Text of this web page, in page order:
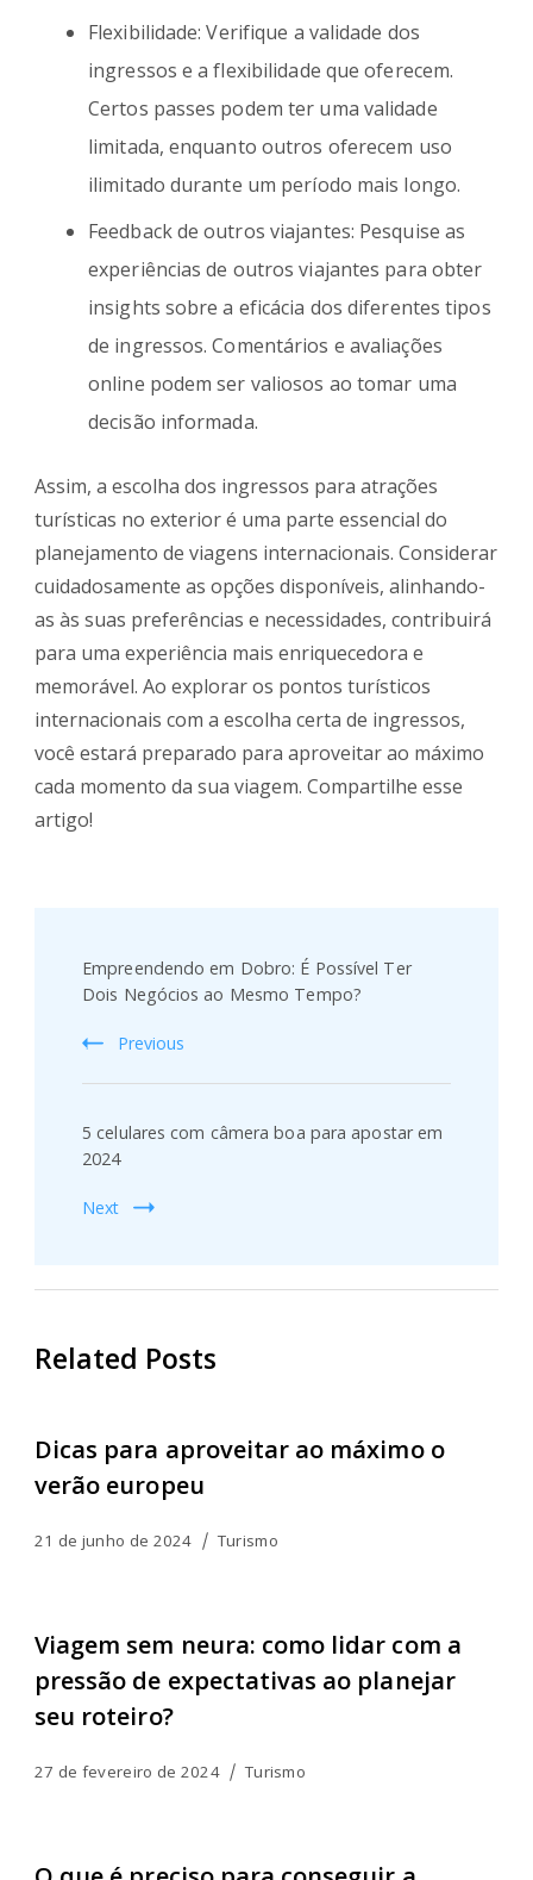
Flexibilidade: Verifique a validade dos
ingressos e a flexibilidade que oferecem.
Certos passes podem ter uma validade
limitada, enquanto outros oferecem uso
ilimitado durante um período mais longo.
Feedback de outros viajantes: Pesquise as
experiências de outros viajantes para obter
insights sobre a eficácia dos diferentes tipos
de ingressos. Comentários e avaliações
online podem ser valiosos ao tomar uma
decisão informada.
Assim, a escolha dos ingressos para atrações
turísticas no exterior é uma parte essencial do
planejamento de viagens internacionais. Considerar
cuidadosamente as opções disponíveis, alinhando-
as às suas preferências e necessidades, contribuirá
para uma experiência mais enriquecedora e
memorável. Ao explorar os pontos turísticos
internacionais com a escolha certa de ingressos,
você estará preparado para aproveitar ao máximo
cada momento da sua viagem. Compartilhe esse
artigo!
Navigation
Empreendendo em Dobro: É Possível Ter
Dois Negócios ao Mesmo Tempo?
Previous
5 celulares com câmera boa para apostar em
2024
Next
Related Posts
Dicas para aproveitar ao máximo o
verão europeu
21 de junho de 2024 Turismo
Viagem sem neura: como lidar com a
pressão de expectativas ao planejar
seu roteiro?
27 de fevereiro de 2024 Turismo